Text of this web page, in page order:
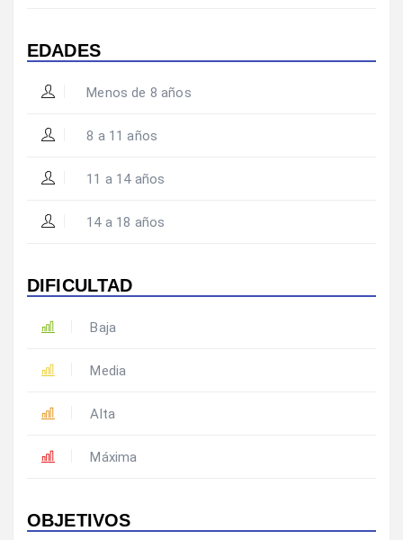
EDADES
Menos de 8 años
8 a 11 años
11 a 14 años
14 a 18 años
DIFICULTAD
Baja
Media
Alta
Máxima
OBJETIVOS